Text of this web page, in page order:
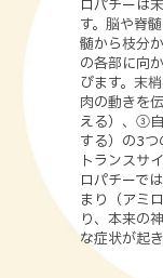
ロパチーは
す。脳や脊
髄から枝分
の各部に向
びます。末
肉の動きを
える）、③
する）の3つ
トランスサ
ロパチーで
まり（アミ
り、本来の
な症状が起